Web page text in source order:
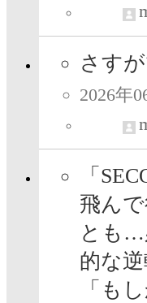
さすが
2026年
「
飛ん
とも…
的な
「も